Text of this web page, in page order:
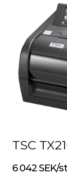
TSC
6 042 SEK/